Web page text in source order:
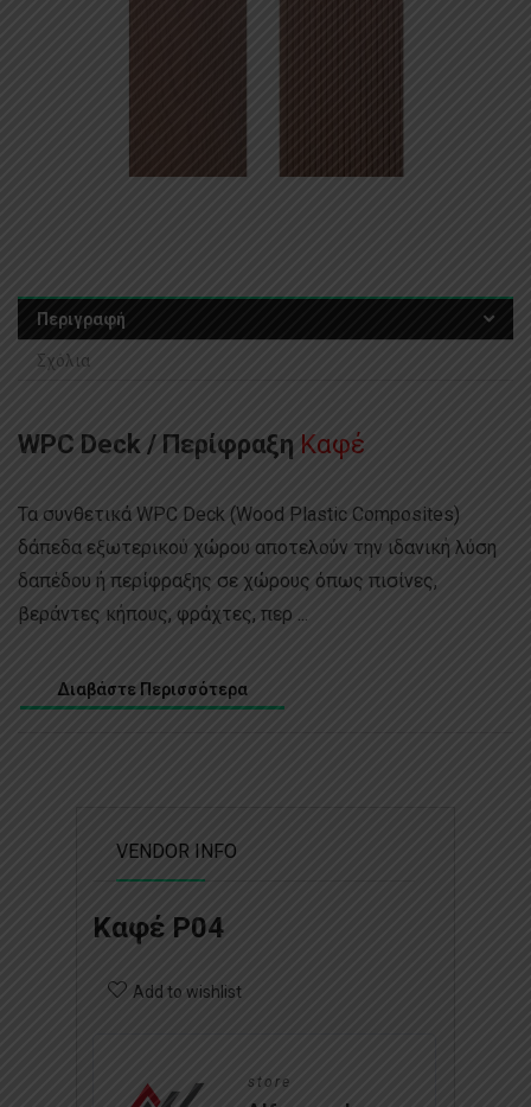
Περιγραφή
Σχόλια
WPC Deck / Περίφραξη Καφέ
Τα συνθετικά WPC Deck (Wood Plastic Composites)
δάπεδα εξωτερικού χώρου αποτελούν την ιδανική λύση
δαπέδου ή περίφραξης σε χώρους όπως πισίνες,
βεράντες κήπους, φράχτες, περ ...
Διαβάστε Περισσότερα
VENDOR INFO
Καφέ P04
Add to wishlist
store